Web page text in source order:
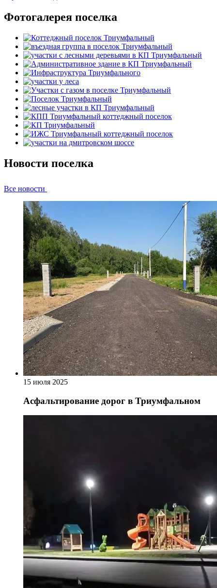
Фотогалерея поселка
Новости поселка
Все новости
15 июля 2025
Асфальтирование дорог в Триумфальном